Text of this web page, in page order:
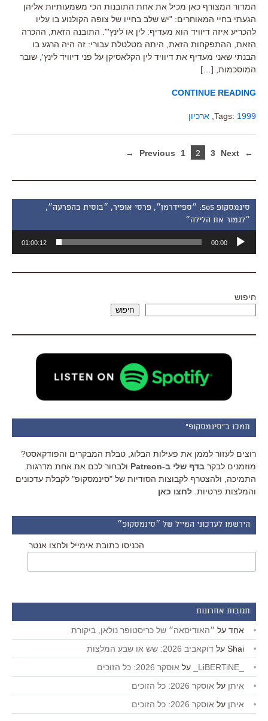
המדור המצורף כאן מכיל את אחת התובנות הכי משמעותיות אליהן
הגעתי בחיי המאוחרים: "יש שלב בחייו של צופה הקולנוע בו עליו
להכריע איזה דיוויד הוא מעדיף: לין או לינץ'". התובנה הזאת, ההכרה
הזאת, ההתפקחות הזאת, היתה מטלטלת עבורי: זה היה הרגע בו
הבנתי שאני מעדיף את דיוויד לין הקלאסיקן על פני דיוויד לינץ', שובר
המוסכמות, […]
CONTINUE READING
Tags: 1999 ארכיון
← Previous
1 2 3 Next →
סינמסקופ 505: ״ספיידרמן״, פרסי אופיר, ״בוסית בהפרעה״,
״לגמור את הלילה״
אודיו
00:00
01:00:12
חיפוש
חיפוש
תמכו ב"סינמסקופ"
רוצים לעזור לממן את פעילות הבלוג, טבלת המבקרים והפודקאסט?
מוזמנים לבקר בדף שלי ב-Patreon
ולבחור לכם את אחת מדרגות
התמיכה, ולהצטרף לקבוצות הסודיות של "סינמסקופ" לקבלת עדכונים
והמלצות פרטיות. לחצו כאן
הירשמו לעדכוני המייל של ״סינמסקופ״
הכניסו כתובת אימייל ולחצו אנטר
תגובות אחרונות
אחד על ״האודיסאה״ של כריסטופר נולאן, ביקורת
Shai על דוקאביב 2026: שש או שבע המלצות
על אוסקר 2026: כל הזוכים
איתן על אוסקר 2026: כל הזוכים
איתן על אוסקר 2026: כל הזוכים